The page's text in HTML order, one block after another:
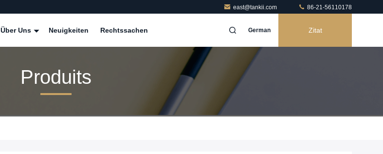
east@tankii.com 86-21-56110178
Über Uns Neuigkeiten Rechtssachen German Zitat
Produits